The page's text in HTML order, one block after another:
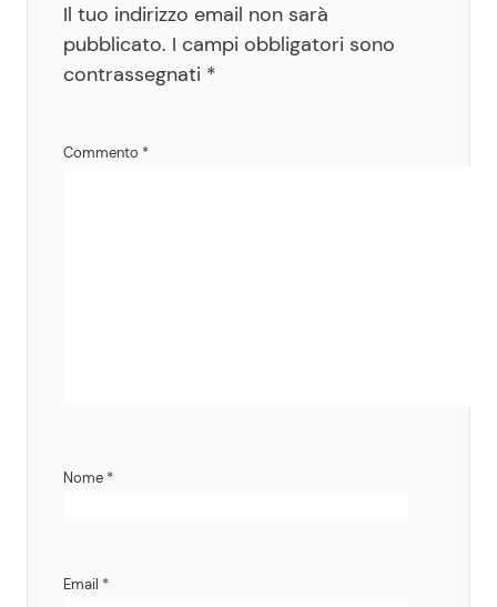
Il tuo indirizzo email non sarà
pubblicato. I campi obbligatori sono
contrassegnati *
Commento *
Nome *
Email *